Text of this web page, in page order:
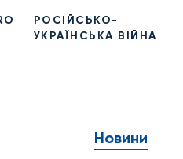
РОСІЙСЬКО-
УКРАЇНСЬКА ВІЙНА
Новини